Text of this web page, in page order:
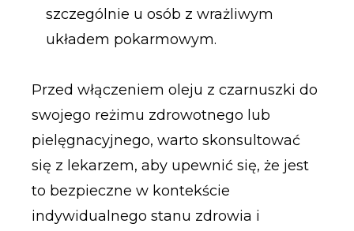
szczególnie u osób z wrażliwym
układem pokarmowym.
Przed włączeniem oleju z czarnuszki do
swojego reżimu zdrowotnego lub
pielęgnacyjnego, warto skonsultować
się z lekarzem, aby upewnić się, że jest
to bezpieczne w kontekście
indywidualnego stanu zdrowia i